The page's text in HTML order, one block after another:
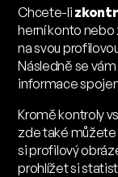
Chcete-li
herní konto nebo
na svou
Následně se
informace
Kromě kontroly
zde také
si profilový
prohlížet si